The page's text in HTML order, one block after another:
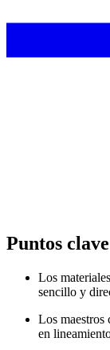
Puntos clave
Los
sencillo y
Los maestros
en